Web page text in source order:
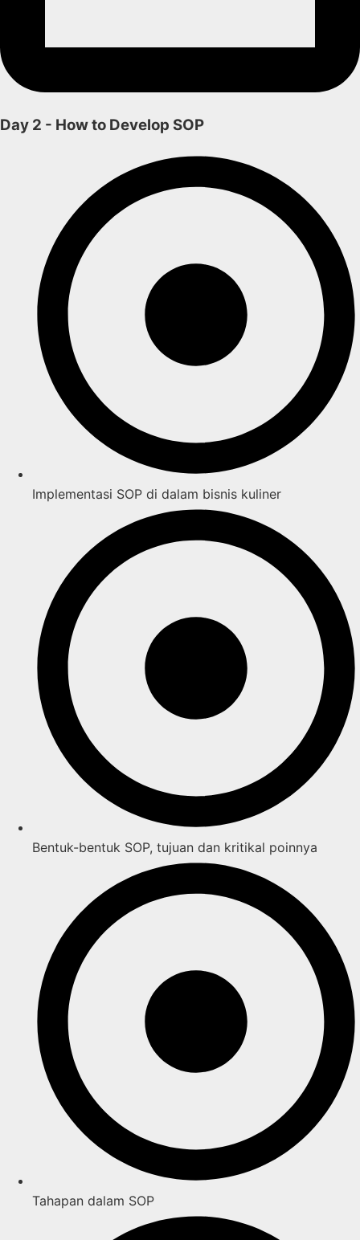
Day 2 - How to Develop SOP
Implementasi SOP di dalam bisnis kuliner
Bentuk-bentuk SOP, tujuan dan kritikal poinnya
Tahapan dalam SOP